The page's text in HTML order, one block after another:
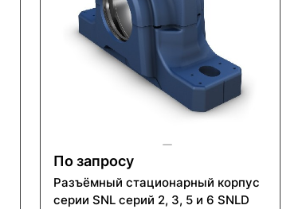
По запросу
Разъёмный стационарный корпус
серии SNL серий 2, 3, 5 и 6 SNLD